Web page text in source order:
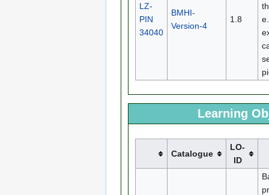
LZ-
PIN
34040
BMHI-
Version-4
1.8
Learning
Catalogue
LO-
ID